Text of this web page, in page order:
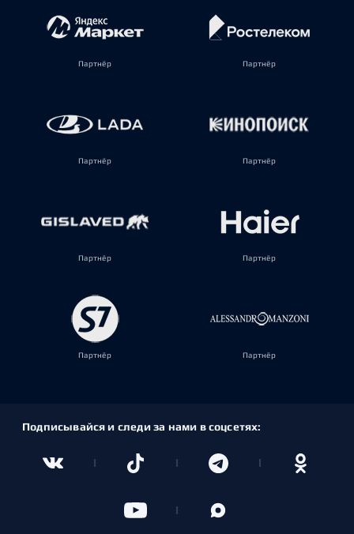
Партнёр Партнёр
Партнёр Партнёр
Партнёр Партнёр
Партнёр Партнёр
Подписывайся и следи за нами в соцсетях: